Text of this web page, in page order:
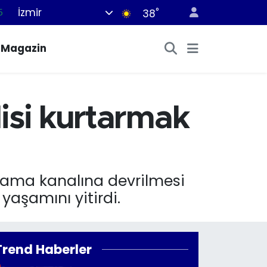
İzmir 38°
Magazin
kurtarmak
kanalına devrilmesi
yitirdi.
Haberler